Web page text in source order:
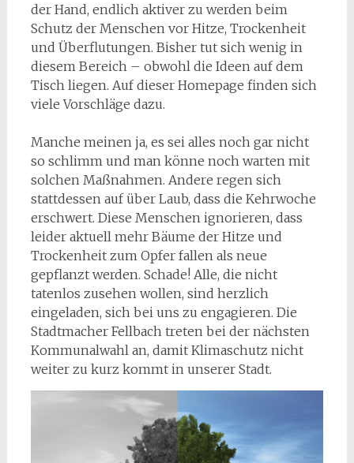
der Hand, endlich aktiver zu werden beim
Schutz der Menschen vor Hitze, Trockenheit
und Überflutungen. Bisher tut sich wenig in
diesem Bereich – obwohl die Ideen auf dem
Tisch liegen. Auf dieser Homepage finden sich
viele Vorschläge dazu.
Manche meinen ja, es sei alles noch gar nicht
so schlimm und man könne noch warten mit
solchen Maßnahmen. Andere regen sich
stattdessen auf über Laub, dass die Kehrwoche
erschwert. Diese Menschen ignorieren, dass
leider aktuell mehr Bäume der Hitze und
Trockenheit zum Opfer fallen als neue
gepflanzt werden. Schade! Alle, die nicht
tatenlos zusehen wollen, sind herzlich
eingeladen, sich bei uns zu engagieren. Die
Stadtmacher Fellbach treten bei der nächsten
Kommunalwahl an, damit Klimaschutz nicht
weiter zu kurz kommt in unserer Stadt.